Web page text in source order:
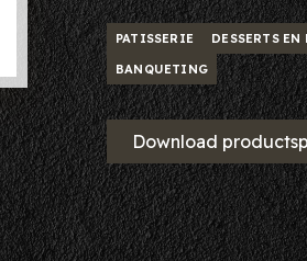
PATISSERIE DESSERTS EN
BANQUETING
Download